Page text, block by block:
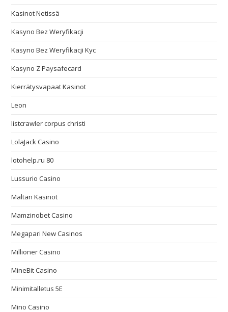
Kasinot Netissä
Kasyno Bez Weryfikacji
Kasyno Bez Weryfikacji Kyc
Kasyno Z Paysafecard
Kierrätysvapaat Kasinot
Leon
listcrawler corpus christi
LolaJack Casino
lotohelp.ru 80
Lussurio Casino
Maltan Kasinot
Mamzinobet Casino
Megapari New Casinos
Millioner Casino
MineBit Casino
Minimitalletus 5E
Mino Casino